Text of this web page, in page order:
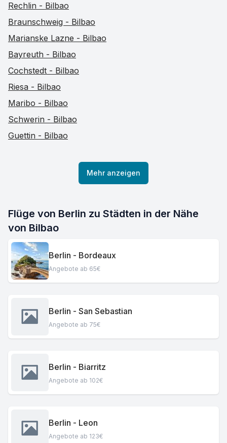
Rechlin - Bilbao
Braunschweig - Bilbao
Marianske Lazne - Bilbao
Bayreuth - Bilbao
Cochstedt - Bilbao
Riesa - Bilbao
Maribo - Bilbao
Schwerin - Bilbao
Guettin - Bilbao
Mehr anzeigen
Flüge von Berlin zu Städten in der Nähe
von Bilbao
Berlin - Bordeaux
Angebote ab 65€
Berlin - San Sebastian
Angebote ab 75€
Berlin - Biarritz
Angebote ab 102€
Berlin - Leon
Angebote ab 123€